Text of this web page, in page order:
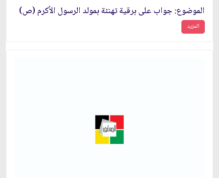
الموضوع: جواب على برقية تهنئة بمولد الرسول الأكرم (ص)
المزيد